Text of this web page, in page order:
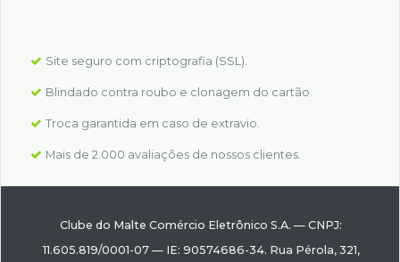
Site seguro com criptografia (SSL).
Blindado contra roubo e clonagem do cartão.
Troca garantida em caso de extravio.
Mais de 2.000 avaliações de nossos clientes.
Clube do Malte Comércio Eletrônico S.A. — CNPJ:
11.605.819/0001-07— IE: 90574686-34. Rua Pérola, 321,